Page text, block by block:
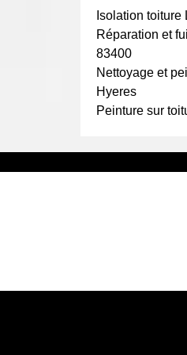
pas à négliger.
de nuit, pour
toit.
Isolation
Réparation et
83400
Nettoyage et
Hyeres
Peinture sur